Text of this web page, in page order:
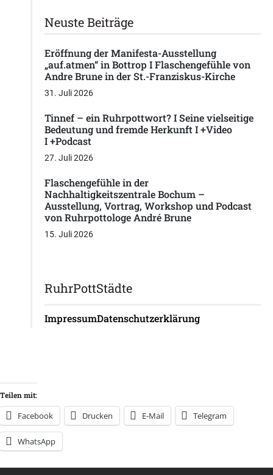
Neuste Beiträge
Eröffnung der Manifesta-Ausstellung
„auf.atmen“ in Bottrop I Flaschengefühle von
Andre Brune in der St.-Franziskus-Kirche
31. Juli 2026
Tinnef – ein Ruhrpottwort? I Seine vielseitige
Bedeutung und fremde Herkunft I +Video
I +Podcast
27. Juli 2026
Flaschengefühle in der
Nachhaltigkeitszentrale Bochum –
Ausstellung, Vortrag, Workshop und Podcast
von Ruhrpottologe André Brune
15. Juli 2026
RuhrPottStädte
ImpressumDatenschutzerklärung
Teilen mit:
Facebook Drucken E-Mail Telegram
WhatsApp